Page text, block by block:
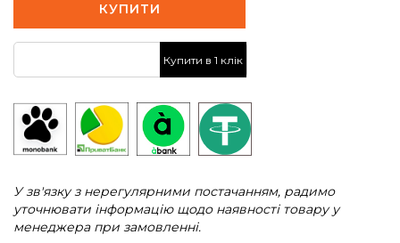
КУПИТИ
Купити в 1 клік
У зв'язку з нерегулярними постачанням, радимо
уточнювати інформацію щодо наявності товару у
менеджера при замовленні.